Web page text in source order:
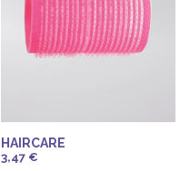
HAIRCARE
3,47 €